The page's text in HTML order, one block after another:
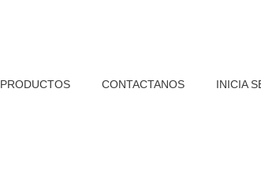
PRODUCTOS CONTACTANOS INICIA